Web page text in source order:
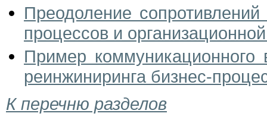
Преодоление
процессов и
Пример коммуникационного
реинжиниринга бизнес-
К перечню разделов